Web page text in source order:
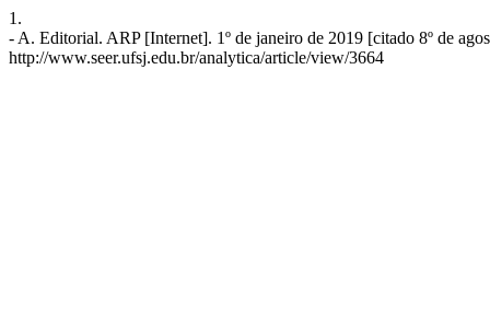
1.
- A. Editorial. ARP [Internet]. 1º de janeiro de 2019 [citado 8º de
http://www.seer.ufsj.edu.br/analytica/article/view/3664